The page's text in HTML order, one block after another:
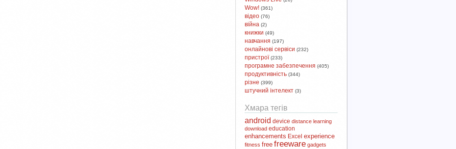
Wow! (361)
відео (76)
війна (2)
книжки (49)
навчання (197)
онлайнові сервіси (232)
пристрої (233)
програмне забезпечення (405)
продуктивність (344)
різне (399)
штучний інтелект (3)
Хмара тегів
android device distance learning
download education
enhancements Excel experience
fitness free freeware gadgets